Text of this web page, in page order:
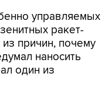
управляемых
ракет-
причин, почему
наносить
один из